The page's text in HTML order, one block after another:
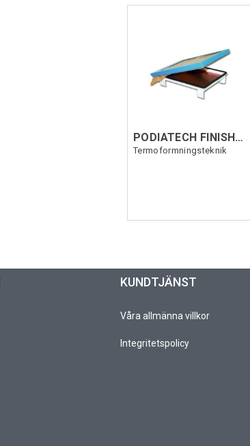
PODIATECH FINISHING PLATE
Termoformningsteknik
KUNDTJÄNST
Våra allmänna villkor
Integritetspolicy